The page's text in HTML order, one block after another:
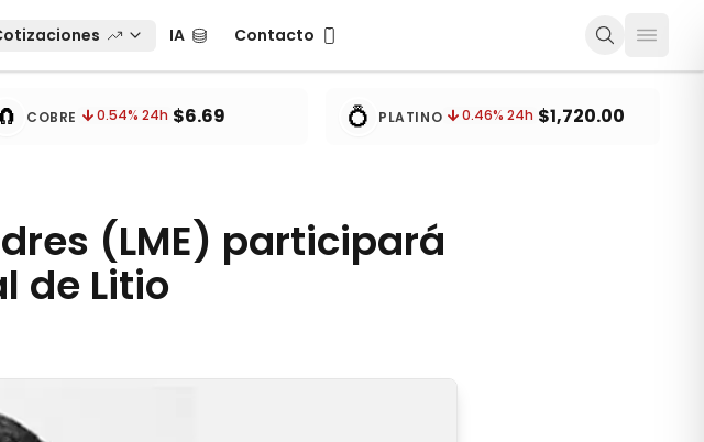
IAIA Contacto
Contacto
🧲 COBRE 0.54% 24h $6.69 💍 PLATINO 0.46% 24h $1,720.00
(LME) participará
de Litio